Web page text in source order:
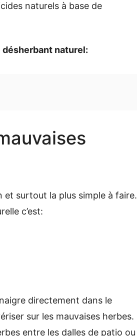
naturels à base de
naturel:
et surtout la plus simple à faire.
c’est:
directement dans le
sur les mauvaises herbes.
entre les dalles de patio ou